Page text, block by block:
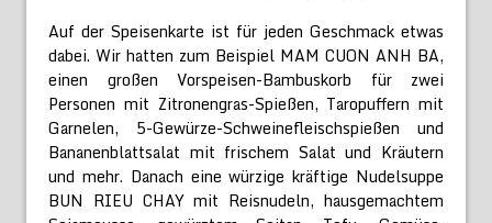
Auf der Speisenkarte ist für jeden Geschmack etwas
dabei. Wir hatten zum Beispiel MAM CUON ANH BA,
einen großen Vorspeisen-Bambuskorb für zwei
Personen mit Zitronengras-Spießen, Taropuffern mit
Garnelen, 5-Gewürze-Schweinefleischspießen und
Bananenblattsalat mit frischem Salat und Kräutern
und mehr. Danach eine würzige kräftige Nudelsuppe
BUN RIEU CHAY mit Reisnudeln, hausgemachtem